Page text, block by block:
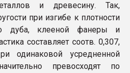
и древесину. Так,
при изгибе к плотности
дуба, клееной фанеры и
составляет соотв. 0,307,
одинаковой усредненной
превосходят по